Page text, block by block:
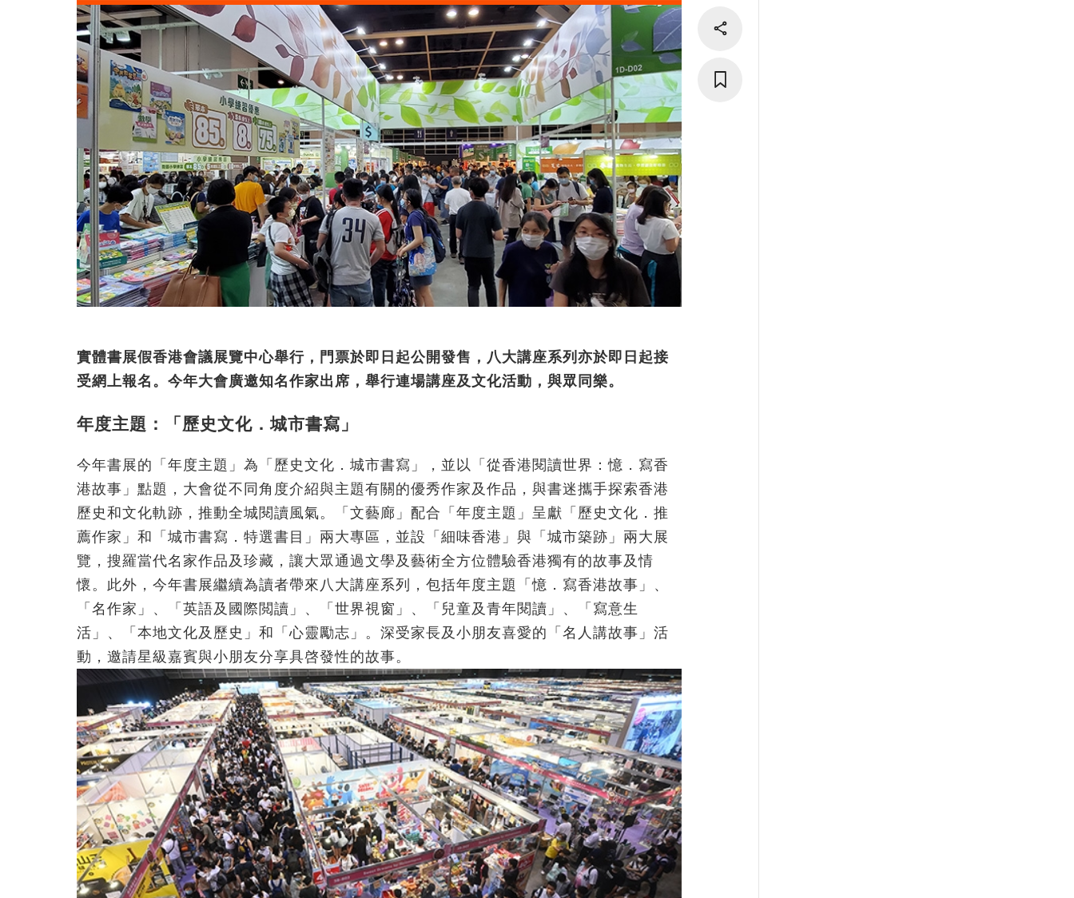
實體書展假香港會議展覽中心舉行，門票於即日起公開發售，八大講座系列亦於即日起接
受網上報名。今年大會廣邀知名作家出席，舉行連場講座及文化活動，與眾同樂。
年度主題：「歷史文化．城市書寫」
今年書展的「年度主題」為「歷史文化．城市書寫」，並以「從香港閱讀世界：憶．寫香
港故事」點題，大會從不同角度介紹與主題有關的優秀作家及作品，與書迷攜手探索香港
歷史和文化軌跡，推動全城閱讀風氣。「文藝廊」配合「年度主題」呈獻「歷史文化．推
薦作家」和「城市書寫．特選書目」兩大專區，並設「細味香港」與「城市築跡」兩大展
覽，搜羅當代名家作品及珍藏，讓大眾通過文學及藝術全方位體驗香港獨有的故事及情
懷。此外，今年書展繼續為讀者帶來八大講座系列，包括年度主題「憶．寫香港故事」、
「名作家」、「英語及國際閲讀」、「世界視窗」、「兒童及青年閱讀」、「寫意生
活」、「本地文化及歷史」和「心靈勵志」。深受家長及小朋友喜愛的「名人講故事」活
動，邀請星級嘉賓與小朋友分享具啓發性的故事。